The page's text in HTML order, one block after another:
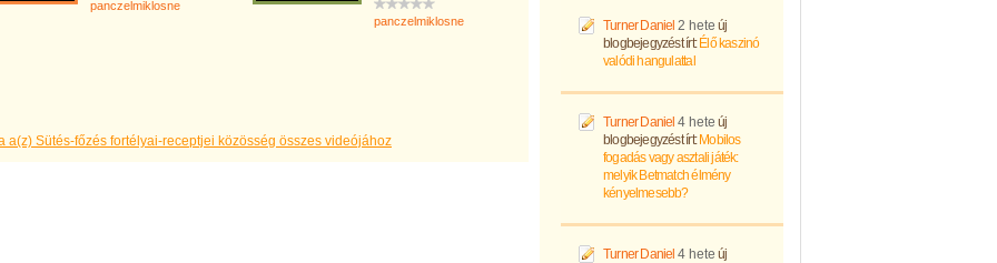
panczelmiklosne
panczelmiklosne
a(z) Sütés-főzés fortélyai-receptjei közösség összes videójához
Turner Daniel 2 hete új
blogbejegyzést írt: Élő kaszinó
valódi hangulattal
Turner Daniel 4 hete új
blogbejegyzést írt: Mobilos
fogadás vagy asztali játék:
melyik Betmatch élmény
kényelmesebb?
Turner Daniel 4 hete új